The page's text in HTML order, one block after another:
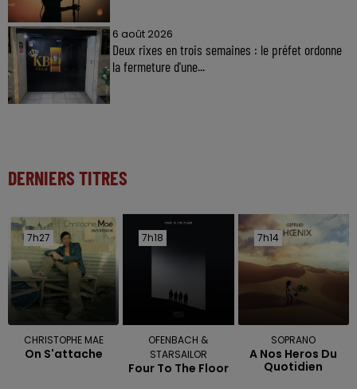
6 août 2026
Deux rixes en trois semaines : le préfet ordonne
la fermeture d'une...
DERNIERS TITRES
7h27
7h27
CHRISTOPHE MAE
On S'attache
7h18
7h18
OFENBACH &
STARSAILOR
Four To The Floor
7h14
7h14
SOPRANO
A Nos Heros Du
Quotidien